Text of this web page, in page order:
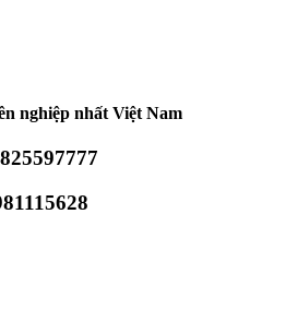
nghiệp nhất Việt Nam